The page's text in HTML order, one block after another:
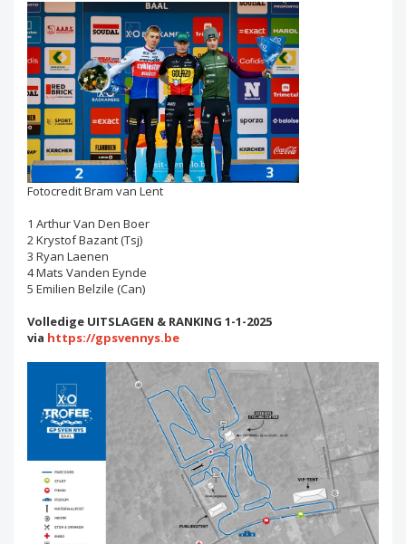
Fotocredit Bram van Lent
1 Arthur Van Den Boer
2 Krystof Bazant (Tsj)
3 Ryan Laenen
4 Mats Vanden Eynde
5 Emilien Belzile (Can)
Volledige UITSLAGEN & RANKING 1-1-2025
via https://gpsvennys.be